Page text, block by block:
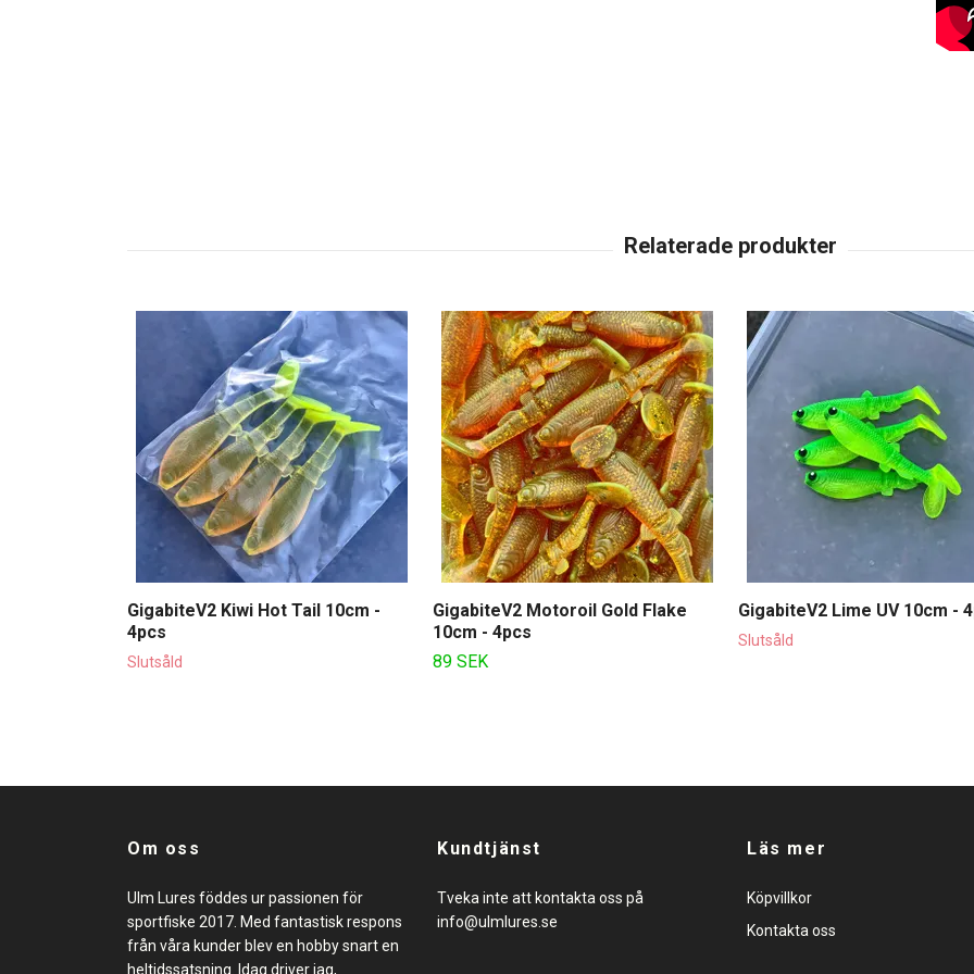
GigabiteV2 Kiwi Hot Tail 10cm -
4pcs
Slutsåld
GigabiteV2 Motoroil Gold Flake
10cm - 4pcs
89 SEK
GigabiteV2 Lime UV 10cm -
Slutsåld
Om oss
Ulm Lures föddes ur passionen för
sportfiske 2017. Med fantastisk respons
från våra kunder blev en hobby snart en
heltidssatsning. Idag driver jag,
Kundtjänst
Tveka inte att kontakta oss på
info@ulmlures.se
Läs mer
Köpvillkor
Kontakta oss